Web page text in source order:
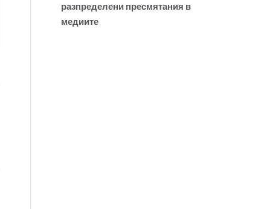
разпределени пресмятания в
медиите